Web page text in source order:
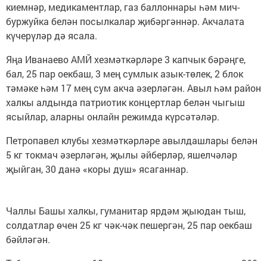
киемнәр, медикаментлар, газ баллоннары һәм мич-
буржуйка белән посылкалар җибәргәннәр. Акчалата
күчерүләр дә ясала.
Яңа Иванаево АМЙ хезмәткәрләре 3 капчык бәрәңге,
бал, 25 пар оекбаш, 3 мең сумлык азык-төлек, 2 блок
тәмәке һәм 17 мең сум акча әзерләгән. Авыл һәм район
халкы алдында патриотик концертлар белән чыгыш
ясыйлар, аларны онлайн режимда күрсәтәләр.
Петропавел клубы хезмәткәрләре авылдашлары белән
5 кг токмач әзерләгән, җылы әйберләр, яшелчәләр
җыйган, 30 данә «коры душ» ясаганнар.
Чаллы Башы халкы, гуманитар ярдәм җыюдан тыш,
солдатлар өчен 25 кг чәк-чәк пешергән, 25 пар оекбаш
бәйләгән.